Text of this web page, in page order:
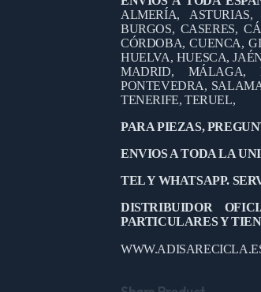
ALMERÍA,
BURGOS, CASERES,
CÓRDOBA, CUENCA,
HUELVA, HUESCA,
MADRID, MÁLAGA,
PONTEVEDRA,
TENERIFE, TERUEL,
PARA PIEZAS,
ENVIOS A TODA LA
TEL Y WHATSAPP.
DISTRIBUIDOR
PARTICULARES Y